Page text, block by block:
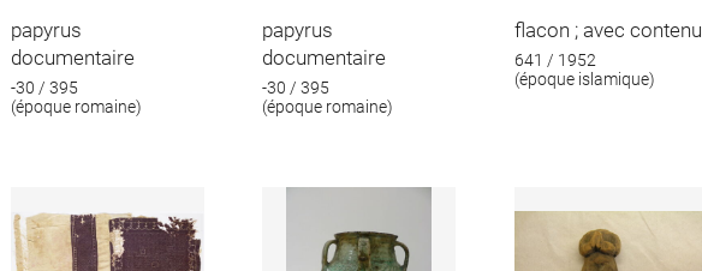
papyrus
documentaire
-30 / 395
(époque romaine)
papyrus
documentaire
-30 / 395
(époque romaine)
flacon ; avec contenu
641 / 1952
(époque islamique)